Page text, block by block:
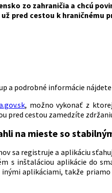
zo zahraničia a chcú
pred cestou k hraničnému
a podrobné informácie
, možno vykonať z
pred cestou zamedzíte
na mieste so
sa registruje a aplikáciu
s inštaláciou aplikácie do
aplikáciami, takže